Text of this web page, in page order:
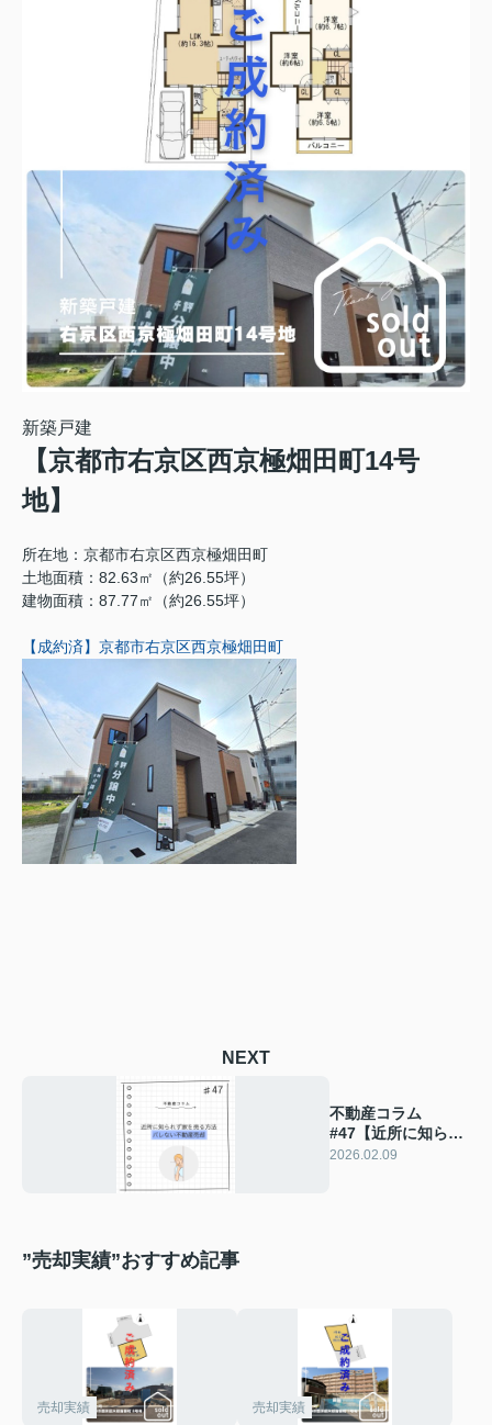
新築戸建
【京都市右京区西京極畑田町14号
地】
所在地：京都市右京区西京極畑田町
土地面積：82.63㎡（約26.55坪）
建物面積：87.77㎡（約26.55坪）
【成約済】京都市右京区西京極畑田町
NEXT
不動産コラム
#47【近所に知られ
ず家を売り方法｜バ
2026.02.09
”売却実績”おすすめ記事
売却実績 売却実績